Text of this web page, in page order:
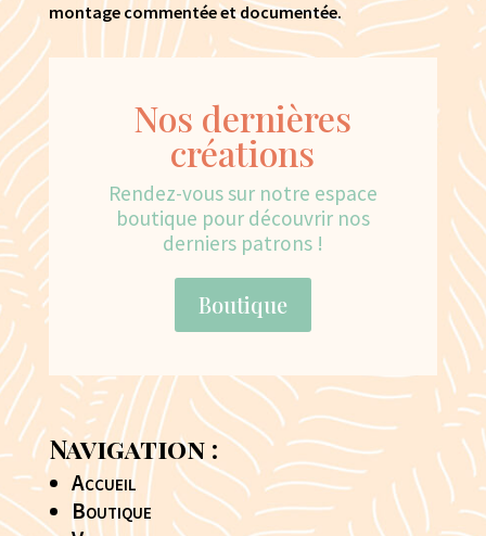
montage commentée et documentée.
Nos dernières
créations
Rendez-vous sur notre espace
boutique pour découvrir nos
derniers patrons !
Boutique
Navigation :
Accueil
Boutique